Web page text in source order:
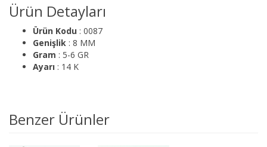
Ürün Detayları
Ürün Kodu : 0087
Genişlik : 8 MM
Gram : 5-6 GR
Ayarı : 14 K
Benzer Ürünler